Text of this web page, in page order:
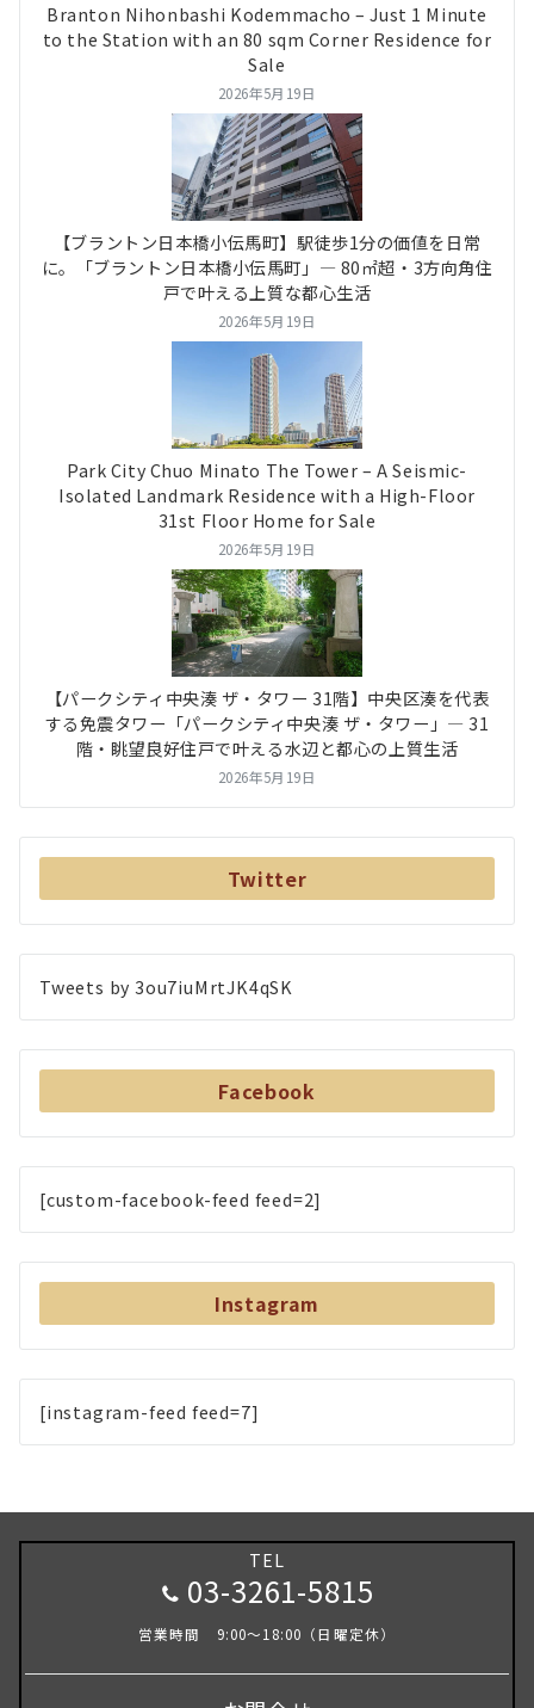
Branton Nihonbashi Kodemmacho – Just 1 Minute
to the Station with an 80 sqm Corner Residence for
Sale
2026年5月19日
【ブラントン日本橋小伝馬町】駅徒歩1分の価値を日常
に。「ブラントン日本橋小伝馬町」― 80㎡超・3方向角住
戸で叶える上質な都心生活
2026年5月19日
Park City Chuo Minato The Tower – A Seismic-
Isolated Landmark Residence with a High-Floor
31st Floor Home for Sale
2026年5月19日
【パークシティ中央湊 ザ・タワー 31階】中央区湊を代表
する免震タワー「パークシティ中央湊 ザ・タワー」― 31
階・眺望良好住戸で叶える水辺と都心の上質生活
2026年5月19日
Twitter
Tweets by 3ou7iuMrtJK4qSK
Facebook
[custom-facebook-feed feed=2]
Instagram
[instagram-feed feed=7]
TEL
03-3261-5815
営業時間 9:00～18:00（日曜定休）